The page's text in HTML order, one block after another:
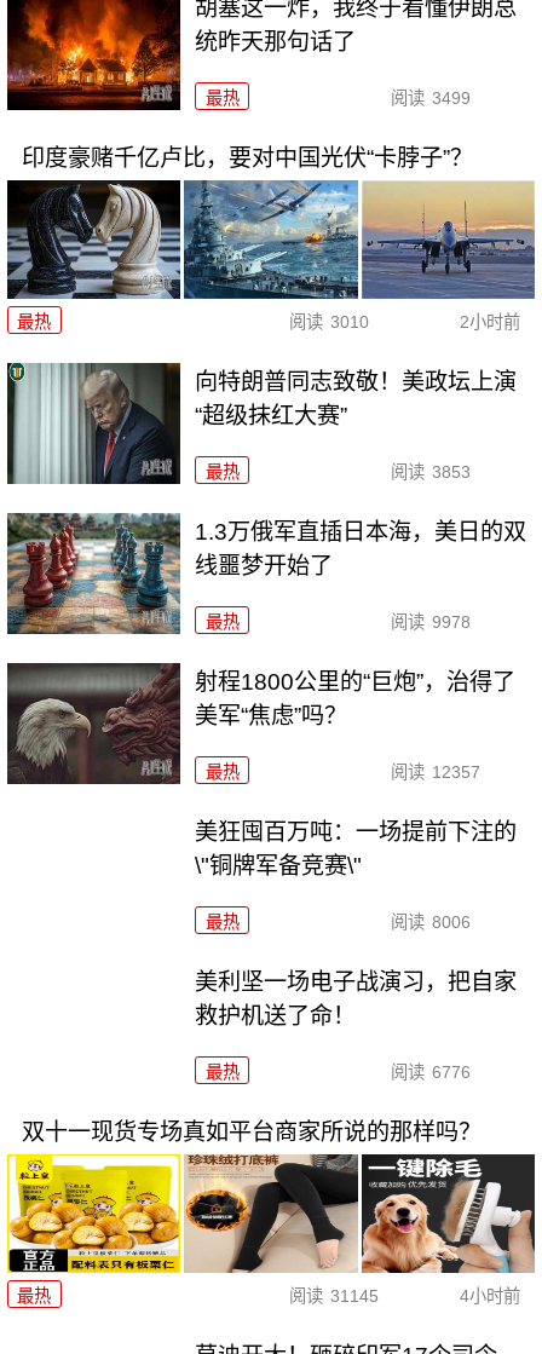
胡塞这一炸，我终于看懂伊朗总
统昨天那句话了
最热 阅读 3499
印度豪赌千亿卢比，要对中国光伏“卡脖子”？
最热 阅读 3010 2小时前
向特朗普同志致敬！美政坛上演
“超级抹红大赛”
最热 阅读 3853
1.3万俄军直插日本海，美日的双
线噩梦开始了
最热 阅读 9978
射程1800公里的“巨炮”，治得了
美军“焦虑”吗？
最热 阅读 12357
美狂囤百万吨：一场提前下注的
\"铜牌军备竞赛\"
最热 阅读 8006
美利坚一场电子战演习，把自家
救护机送了命！
最热 阅读 6776
双十一现货专场真如平台商家所说的那样吗？
最热 阅读 31145 4小时前